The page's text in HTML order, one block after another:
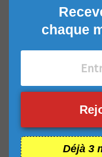
chaque
Déjà 3